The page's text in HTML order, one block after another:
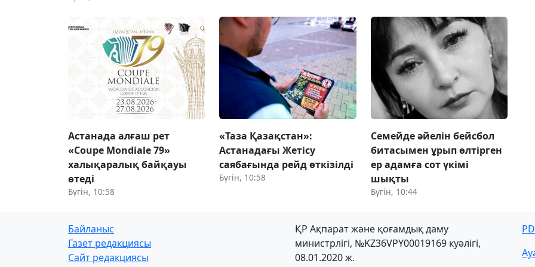
Астанада алғаш рет
«Coupe Mondiale 79»
халықаралық байқауы
өтеді
Бүгін, 10:58
«Таза Қазақстан»:
Астанадағы Жетісу
саябағында рейд өткізілді
Бүгін, 10:58
Семейде әйелін бейсбол
битасымен ұрып өлтірген
ер адамға сот үкімі
шықты
Бүгін, 10:44
Байланыс
Газет редакциясы
Сайт редакциясы
ҚР Ақпарат және қоғамдық даму
министрлігі, №KZ36VPY00019169 куәлігі,
08.01.2020 ж.